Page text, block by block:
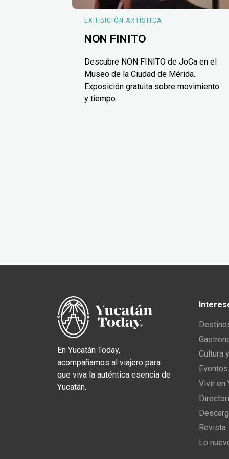
EXHIBICIÓN ARTÍSTICA
NON FINITO
Descubre NON FINITO de JoCa en el
Museo de la Ciudad de Mérida.
Exposición gratuita sobre movimiento
y tiempo.
En Yucatán Today,
acompañamos al viajero para
que viva la auténtica esencia de
Yucatán.
Cultura
Vivir en
Revista
Lo